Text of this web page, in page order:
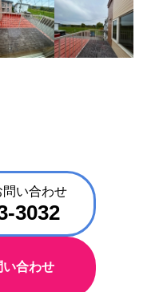
問い合わせ
3032
い合わせ